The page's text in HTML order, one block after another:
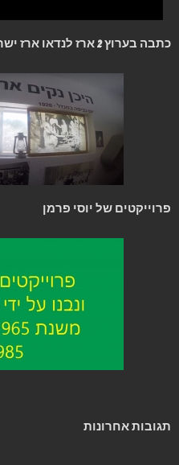
כתבה בערוץ 2 ארז לנדאו ארז ישראל 26.6.2015
פרוייקטים של יוסי פרמן
תגובות אחרונות